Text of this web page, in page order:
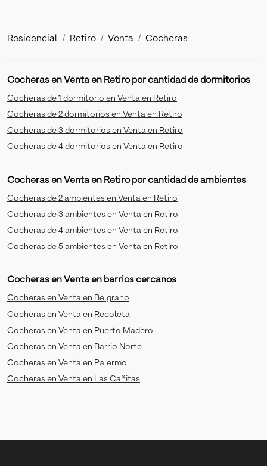
Residencial Retiro Venta Cocheras
Cocheras en Venta en Retiro por cantidad de dormitorios
Cocheras de 1 dormitorio en Venta en Retiro
Cocheras de 2 dormitorios en Venta en Retiro
Cocheras de 3 dormitorios en Venta en Retiro
Cocheras de 4 dormitorios en Venta en Retiro
Cocheras en Venta en Retiro por cantidad de ambientes
Cocheras de 2 ambientes en Venta en Retiro
Cocheras de 3 ambientes en Venta en Retiro
Cocheras de 4 ambientes en Venta en Retiro
Cocheras de 5 ambientes en Venta en Retiro
Cocheras en Venta en barrios cercanos
Cocheras en Venta en Belgrano
Cocheras en Venta en Recoleta
Cocheras en Venta en Puerto Madero
Cocheras en Venta en Barrio Norte
Cocheras en Venta en Palermo
Cocheras en Venta en Las Cañitas